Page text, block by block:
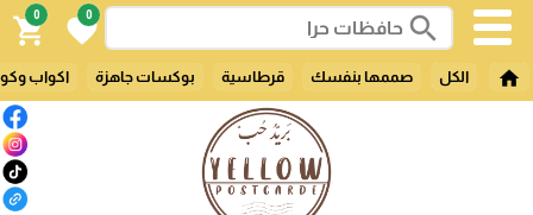
search
0
favorite
0
shopping_cart
home الكل صممها بنفسك قرطاسية بوكسات جاهزة اكواب